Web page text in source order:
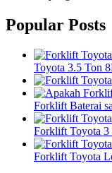
Popular Posts
Toyota 3.5 Ton
Forklift Baterai
Forklift Toyota 3
Forklift Toyota